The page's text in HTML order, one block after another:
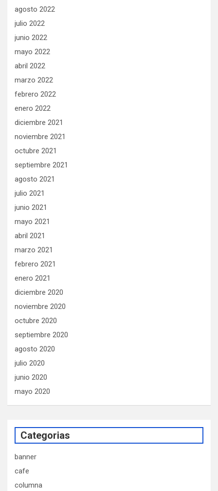
agosto 2022
julio 2022
junio 2022
mayo 2022
abril 2022
marzo 2022
febrero 2022
enero 2022
diciembre 2021
noviembre 2021
octubre 2021
septiembre 2021
agosto 2021
julio 2021
junio 2021
mayo 2021
abril 2021
marzo 2021
febrero 2021
enero 2021
diciembre 2020
noviembre 2020
octubre 2020
septiembre 2020
agosto 2020
julio 2020
junio 2020
mayo 2020
Categorias
banner
cafe
columna